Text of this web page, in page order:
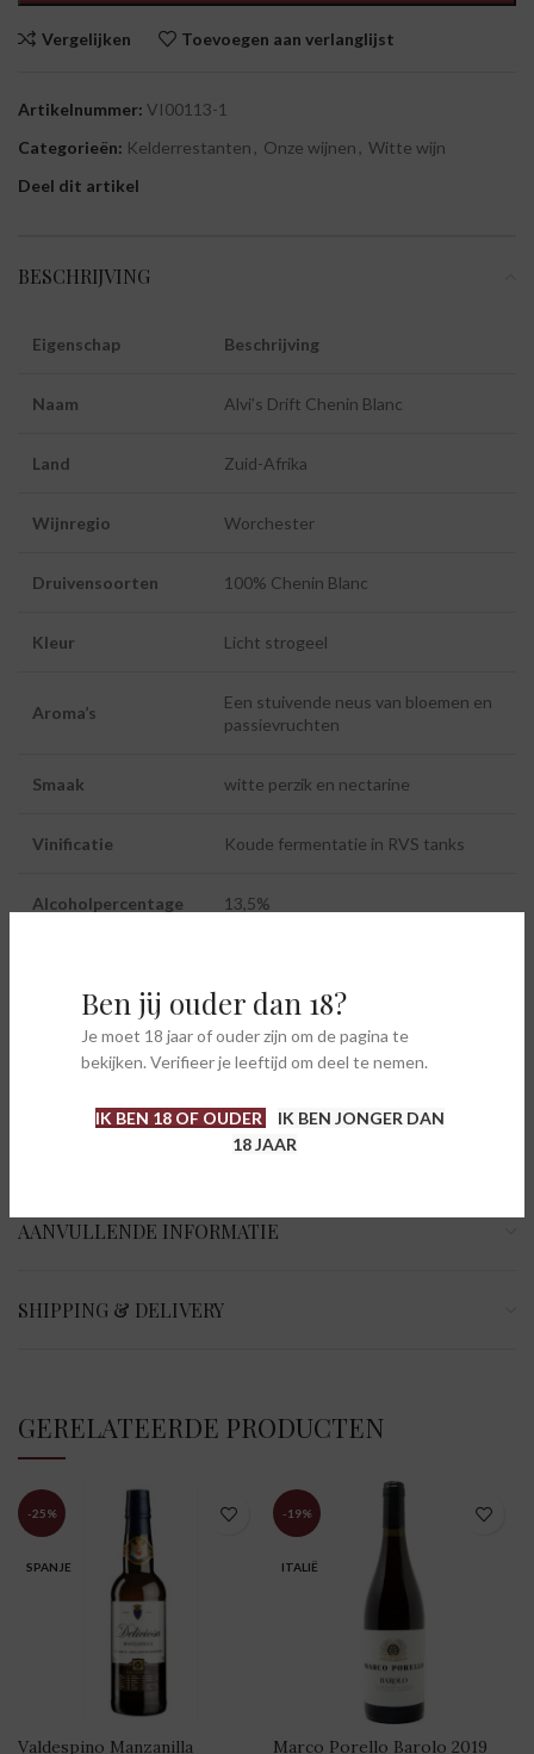
Ben jij ouder dan 18?
Je moet 18 jaar of ouder zijn om de pagina te
bekijken. Verifieer je leeftijd om deel te nemen.
IK BEN 18 OF OUDER
IK BEN JONGER DAN
18 JAAR
Vergelijken Toevoegen aan verlanglijst
Artikelnummer: VI00113-1
Categorieën: Kelderrestanten , Onze wijnen , Witte wijn
Deel dit artikel
BESCHRIJVING
Eigenschap Beschrijving
Naam Alvi’s Drift Chenin Blanc
Land Zuid-Afrika
Wijnregio Worchester
Druivensoorten 100% Chenin Blanc
Kleur Licht strogeel
Aroma’s
Een stuivende neus van bloemen en
passievruchten
Smaak witte perzik en nectarine
Vinificatie Koude fermentatie in RVS tanks
Alcoholpercentage 13,5%
Lekker bij
vlees.
AANVULLENDE INFORMATIE
SHIPPING & DELIVERY
GERELATEERDE PRODUCTEN
-25%
SPANJE
Valdespino Manzanilla
-19%
ITALIË
Marco Porello Barolo 2019